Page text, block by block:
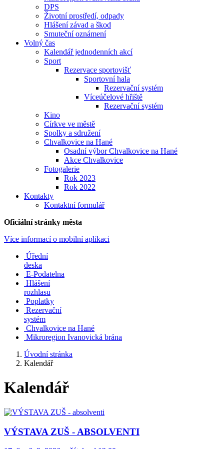
DPS
Životní prostředí, odpady
Hlášení závad a škod
Smuteční oznámení
Volný čas
Kalendář jednodenních akcí
Sport
Rezervace sportovišť
Sportovní hala
Rezervační systém
Víceúčelové hřiště
Rezervační systém
Kino
Církve ve městě
Spolky a sdružení
Chvalkovice na Hané
Osadní výbor Chvalkovice na Hané
Akce Chvalkovice
Fotogalerie
Rok 2023
Rok 2022
Kontakty
Kontaktní formulář
Oficiální stránky města
Více informací o mobilní aplikaci
Úřední
deska
E-Podatelna
Hlášení
rozhlasu
Poplatky
Rezervační
systém
Chvalkovice na Hané
Mikroregion Ivanovická brána
Úvodní stránka
Kalendář
Kalendář
VÝSTAVA ZUŠ - ABSOLVENTI